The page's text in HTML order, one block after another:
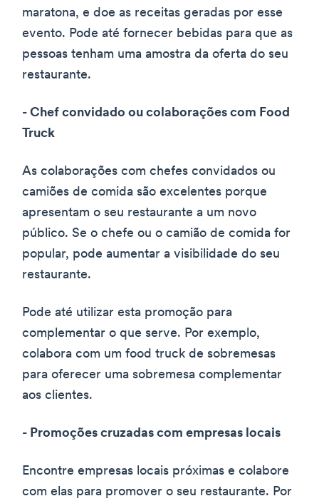
maratona, e doe as receitas geradas por esse
evento. Pode até fornecer bebidas para que as
pessoas tenham uma amostra da oferta do seu
restaurante.
- Chef convidado ou colaborações com Food
Truck
As colaborações com chefes convidados ou
camiões de comida são excelentes porque
apresentam o seu restaurante a um novo
público. Se o chefe ou o camião de comida for
popular, pode aumentar a visibilidade do seu
restaurante.
Pode até utilizar esta promoção para
complementar o que serve. Por exemplo,
colabora com um food truck de sobremesas
para oferecer uma sobremesa complementar
aos clientes.
- Promoções cruzadas com empresas locais
Encontre empresas locais próximas e colabore
com elas para promover o seu restaurante. Por